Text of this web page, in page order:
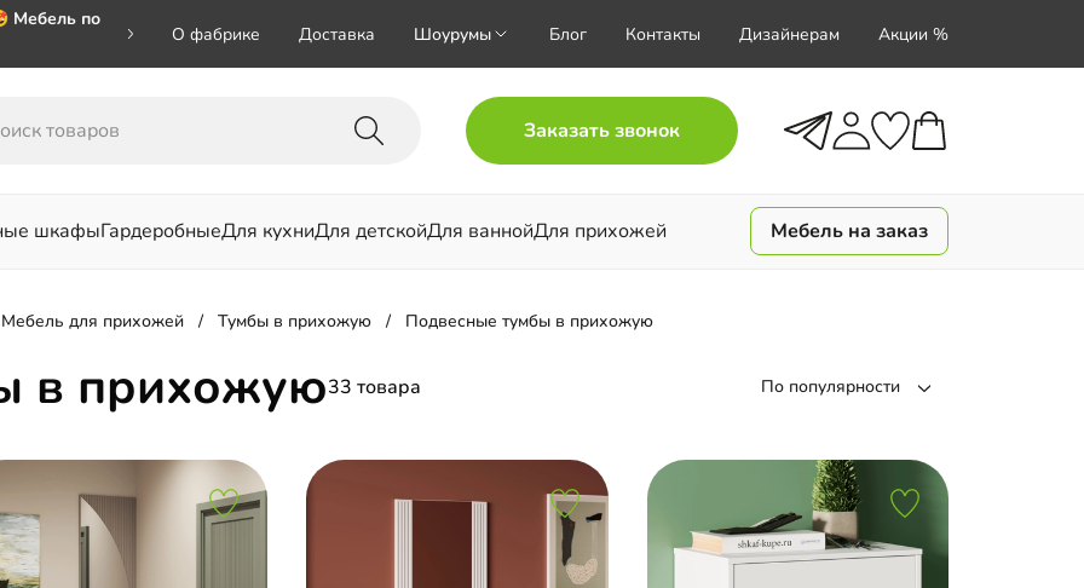
Мебель по
О фабрике Доставка Шоурумы Блог Контакты Дизайнерам Акции %
Заказать звонок
шкафыГардеробныеДля кухниДля детскойДля ваннойДля прихожей Мебель на заказ
Мебель для прихожей Тумбы в прихожую Подвесные тумбы в прихожую
в прихожую33 товара По популярности